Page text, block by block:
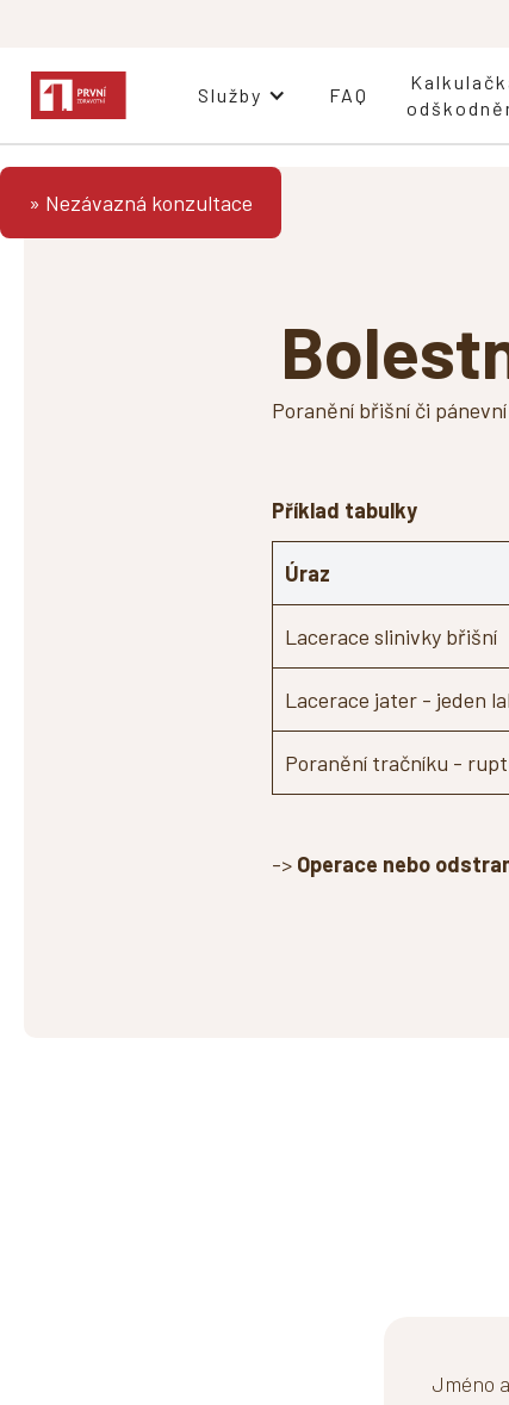
Služby FAQ
» Nezávazná konzultace
Poranění břišní či
Příklad tabulky
Úraz
Lacerace slinivky břišní
Lacerace jater - jeden
Poranění tračníku -
-> Operace nebo
Jméno